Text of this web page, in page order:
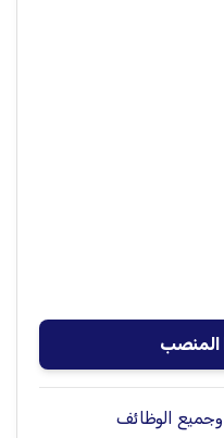
المنصب
الوظائف